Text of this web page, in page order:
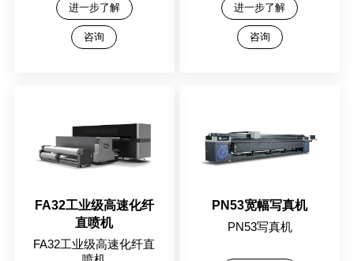
进一步了解
咨询
进一步了解
咨询
FA32工业级高速化纤
直喷机
FA32工业级高速化纤直
PN53宽幅写真机
PN53写真机